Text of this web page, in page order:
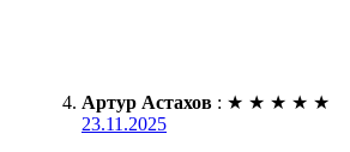
Артур Астахов : ★ ★ ★ ★ ★
23.11.2025